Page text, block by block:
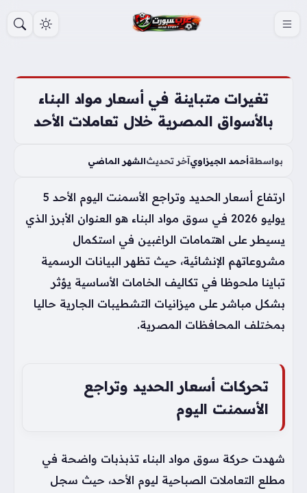
تغيرات متباينة في أسعار مواد البناء
بالأسواق المصرية خلال تعاملات الأحد
بواسطةأحمد الجيزاويآخر تحديثالشهر الماضي
ارتفاع أسعار الحديد وتراجع الأسمنت اليوم الأحد 5
يوليو 2026 في سوق مواد البناء هو العنوان الأبرز الذي
يسيطر على اهتمامات الراغبين في استكمال
مشروعاتهم الإنشائية، حيث تظهر البيانات الرسمية
تباينا ملحوظا في تكاليف الخامات الأساسية يؤثر
بشكل مباشر على ميزانيات التشطيبات الجارية حاليا
بمختلف المحافظات المصرية.
تحركات أسعار الحديد وتراجع
الأسمنت اليوم
شهدت حركة سوق مواد البناء تذبذبات واضحة في
مطلع التعاملات الصباحية ليوم الأحد، حيث سجل